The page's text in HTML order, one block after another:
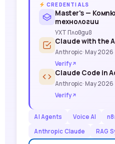
CREDENTIALS
Master's —
технологии
УХТ Пловдив
Claude with the
Anthropic· May 2026
Verify
Claude Code in
Anthropic· May 2026
Verify
AI Agents Voice AI
Anthropic Claude
RAG